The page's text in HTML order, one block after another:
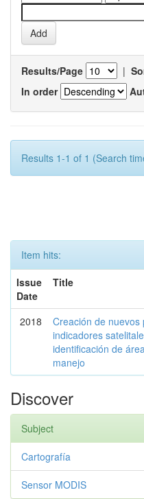
Results/Page |
In order
Results 1-1 of 1 (Search
Item hits:
Issue
Date
Title
2018
Creación de
indicadores
identificación de
manejo
Discover
Subject
Cartografía
Sensor MODIS